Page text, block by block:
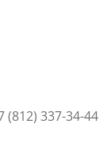
(812) 337-34-44